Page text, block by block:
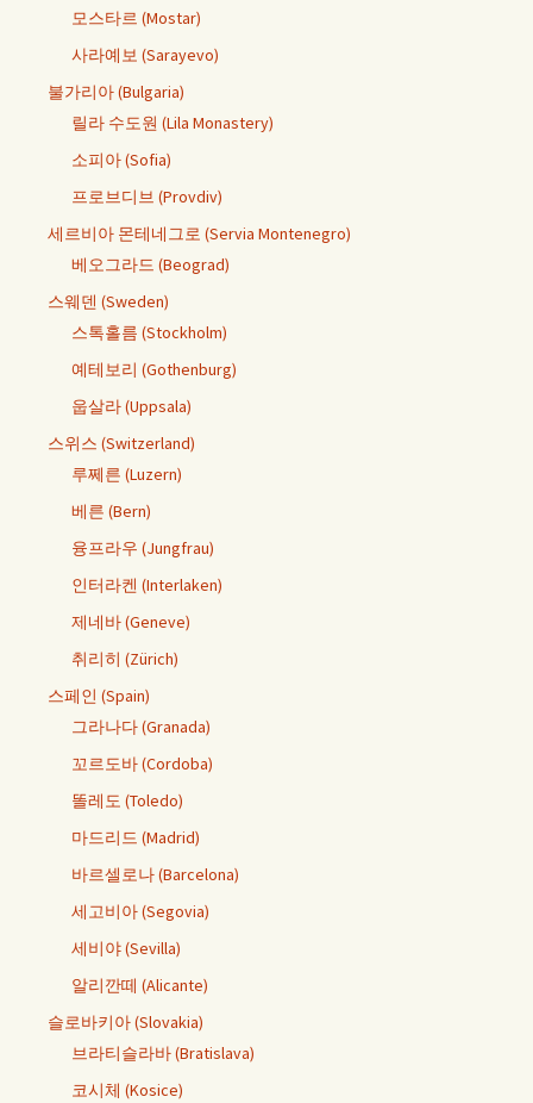
모스타르 (Mostar)
사라예보 (Sarayevo)
불가리아 (Bulgaria)
릴라 수도원 (Lila Monastery)
소피아 (Sofia)
프로브디브 (Provdiv)
세르비아 몬테네그로 (Servia Montenegro)
베오그라드 (Beograd)
스웨덴 (Sweden)
스톡홀름 (Stockholm)
예테보리 (Gothenburg)
웁살라 (Uppsala)
스위스 (Switzerland)
루쩨른 (Luzern)
베른 (Bern)
융프라우 (Jungfrau)
인터라켄 (Interlaken)
제네바 (Geneve)
취리히 (Zürich)
스페인 (Spain)
그라나다 (Granada)
꼬르도바 (Cordoba)
똘레도 (Toledo)
마드리드 (Madrid)
바르셀로나 (Barcelona)
세고비아 (Segovia)
세비야 (Sevilla)
알리깐떼 (Alicante)
슬로바키아 (Slovakia)
브라티슬라바 (Bratislava)
코시체 (Kosice)